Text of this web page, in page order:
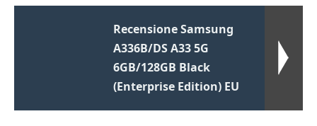
Recensione Samsung
A336B/DS A33 5G
6GB/128GB Black
(Enterprise Edition) EU